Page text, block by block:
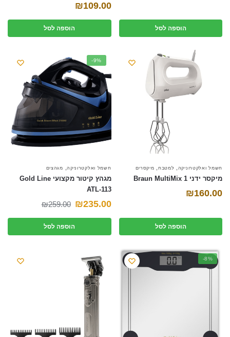
הוספה לסל
₪109.00
הוספה לסל
חשמל ואלקטרוניקה למטבח מיקסרים
‏מיקסר ידני Braun MultiMix 1
₪160.00
הוספה לסל
-9%
חשמל ואלקטרוניקה, מגהצים
מגהץ קיטור מקצועי Gold Line
ATL-113
₪259.00
המחיר
המקורי
היה:
₪235.00
המחיר
הנוכחי
הוא:
הוספה לסל
-8%